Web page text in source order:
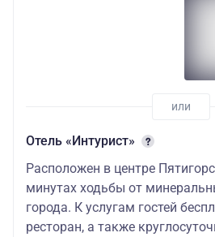
Отель «Интурист»
Расположен в центре
минутах ходьбы от
города. К услугам гостей
ресторан, а также